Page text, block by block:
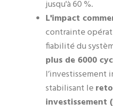
jusqu'à 60 %.
L'impact
contrainte
fiabilité du
plus de 6000
stabilisant le
investissement